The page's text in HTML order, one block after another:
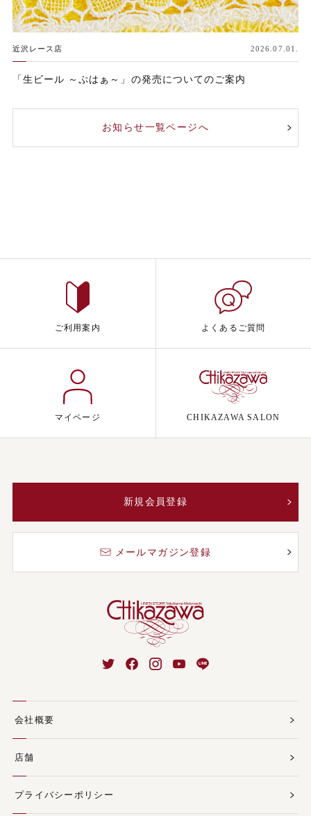
近沢レース店 2026.07.01.
「生ビール ～ぷはぁ～」の発売についてのご案内
お知らせ一覧ページへ
ご利用案内 よくあるご質問
マイページ CHIKAZAWA SALON
新規会員登録
メールマガジン登録
会社概要
店舗
プライバシーポリシー